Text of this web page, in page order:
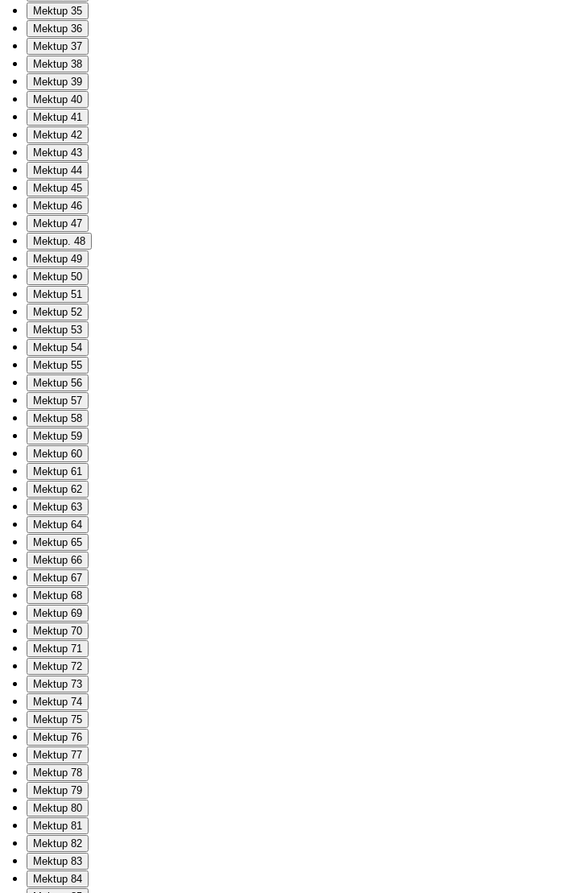
Mektup 35
Mektup 36
Mektup 37
Mektup 38
Mektup 39
Mektup 40
Mektup 41
Mektup 42
Mektup 43
Mektup 44
Mektup 45
Mektup 46
Mektup 47
Mektup. 48
Mektup 49
Mektup 50
Mektup 51
Mektup 52
Mektup 53
Mektup 54
Mektup 55
Mektup 56
Mektup 57
Mektup 58
Mektup 59
Mektup 60
Mektup 61
Mektup 62
Mektup 63
Mektup 64
Mektup 65
Mektup 66
Mektup 67
Mektup 68
Mektup 69
Mektup 70
Mektup 71
Mektup 72
Mektup 73
Mektup 74
Mektup 75
Mektup 76
Mektup 77
Mektup 78
Mektup 79
Mektup 80
Mektup 81
Mektup 82
Mektup 83
Mektup 84